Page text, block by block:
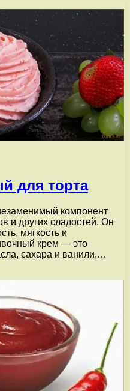
для торта
компонент
и других сладостей. Он
мягкость и
крем — это
сахара и ванили,…